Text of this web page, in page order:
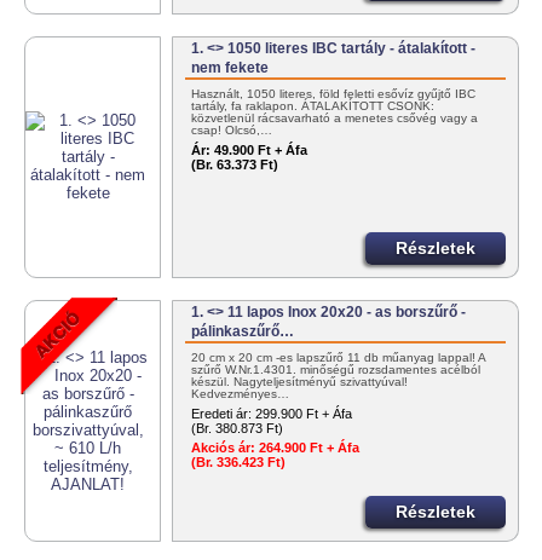
1. <> 1050 literes IBC tartály - átalakított -
nem fekete
Használt, 1050 literes, föld feletti esővíz gyűjtő IBC
tartály, fa raklapon. ÁTALAKÍTOTT CSONK:
közvetlenül rácsavarható a menetes csővég vagy a
csap! Olcsó,…
Ár: 49.900 Ft + Áfa
(Br. 63.373 Ft)
Részletek
1. <> 11 lapos Inox 20x20 - as borszűrő -
pálinkaszűrő…
20 cm x 20 cm -es lapszűrő 11 db műanyag lappal! A
szűrő W.Nr.1.4301. minőségű rozsdamentes acélból
készül. Nagyteljesítményű szivattyúval!
Kedvezményes…
Eredeti ár: 299.900 Ft + Áfa
(Br. 380.873 Ft)
Akciós ár: 264.900 Ft + Áfa
(Br. 336.423 Ft)
Részletek